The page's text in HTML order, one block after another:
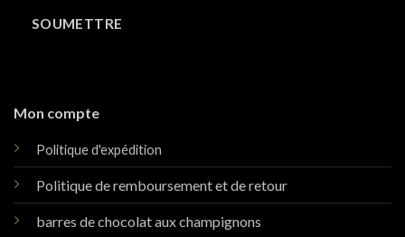
Mon compte
Politique d'expédition
Politique de remboursement et de retour
barres de chocolat aux champignons